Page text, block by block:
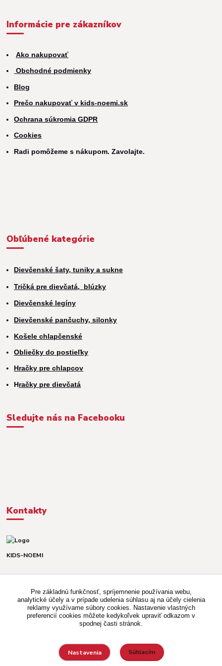
Informácie pre zákazníkov
Ako nakupovať
Obchodné podmienky
Blog
Prečo nakupovať v kids-noemi.sk
Ochrana súkromia GDPR
Cookies
Radi pomôžeme s nákupom. Zavolajte.
Obľúbené kategórie
Dievčenské šaty, tuniky a sukne
Tričká pre dievčatá, blúzky
Dievčenské legíny
Dievčenské pančuchy, silonky
Košele chlapčenské
Obliečky do postieľky
Hračky pre chlapcov
Hračky pre dievčatá
Sledujte nás na Facebooku
Kontakty
KIDS-NOEMI
(Po-Pia, 8-16 hod.)
kidsnoemi.shop@gmail.com
Pre základnú funkčnosť, spríjemnenie používania webu,
analytické účely a v prípade udelenia súhlasu aj na účely cielenia
reklamy využívame súbory cookies. Nastavenie vlastných
preferencií cookies môžete kedykoľvek upraviť odkazom v
spodnej časti stránok.
Nastavenia Súhlasím